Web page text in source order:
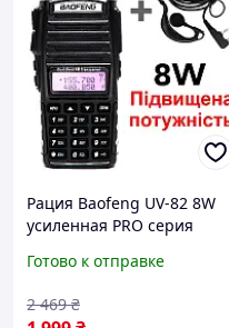
Рация Baofeng UV-82 8W
усиленная PRO серия
кнопка, гарнитура,
Готово к отправке
2 469 ₴